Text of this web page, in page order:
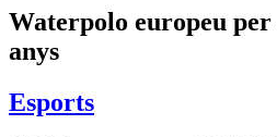
Waterpolo europeu per
anys
Esports